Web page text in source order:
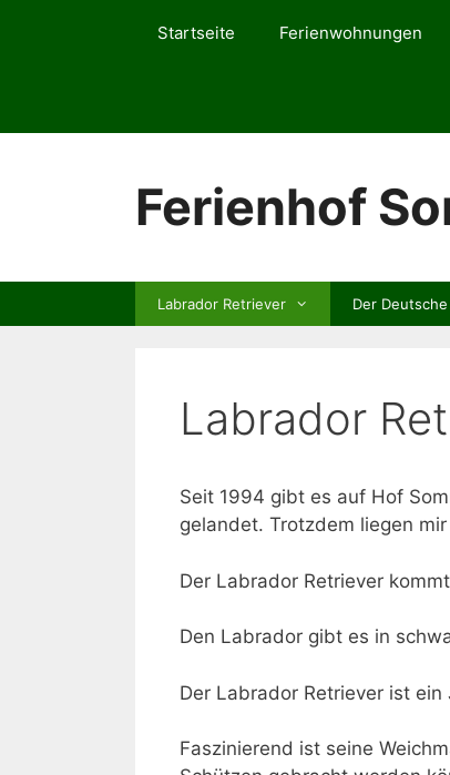
Startseite Ferienwohnungen
Ferienhof
Labrador Retriever Der
Labrador
Seit 1994 gibt es auf Hof
gelandet. Trotzdem liegen
Der Labrador Retriever
Den Labrador gibt es in
Der Labrador Retriever ist
Faszinierend ist seine